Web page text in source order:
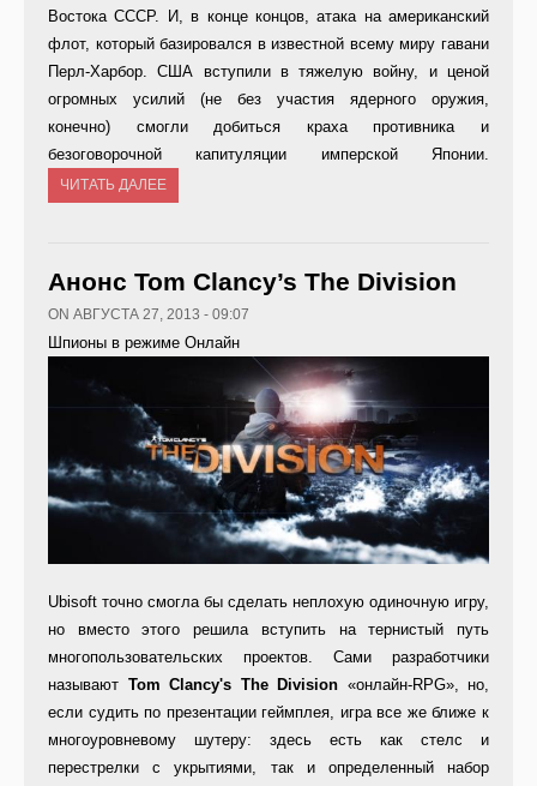
Востока СССР. И, в конце концов, атака на американский
флот, который базировался в известной всему миру гавани
Перл-Харбор. США вступили в тяжелую войну, и ценой
огромных усилий (не без участия ядерного оружия,
конечно) смогли добиться краха противника и
безоговорочной капитуляции имперской Японии.
ЧИТАТЬ ДАЛЕЕ
Анонс Tom Clancy’s The Division
ON АВГУСТА 27, 2013 - 09:07
Шпионы в режиме Онлайн
Ubisoft точно смогла бы сделать неплохую одиночную игру,
но вместо этого решила вступить на тернистый путь
многопользовательских проектов. Сами разработчики
называют Tom Clancy's The Division «онлайн-RPG», но,
если судить по презентации геймплея, игра все же ближе к
многоуровневому шутеру: здесь есть как стелс и
перестрелки с укрытиями, так и определенный набор